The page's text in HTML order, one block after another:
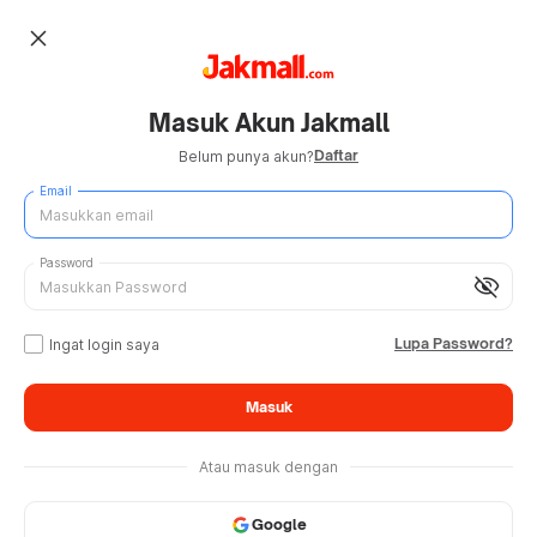
close
Masuk Akun Jakmall
Belum punya akun?Daftar
Email
visibility_off
Password
Ingat login saya Lupa Password?
Masuk
Atau masuk dengan
Google